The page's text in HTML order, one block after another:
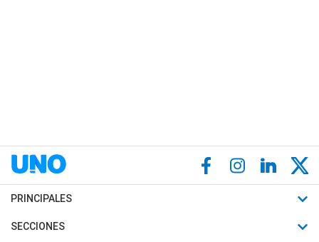
PRINCIPALES
Últimas Noticias
SECCIONES